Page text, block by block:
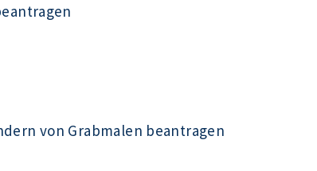
von Grabmalen beantragen